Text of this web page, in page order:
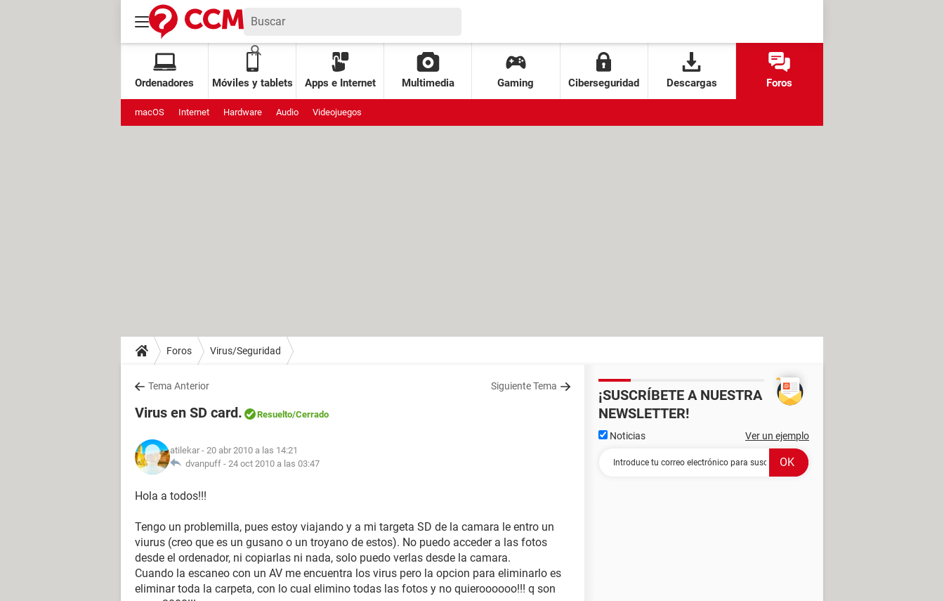
Ordenadores Móviles y tablets Apps e Internet Multimedia Gaming Ciberseguridad Descargas Foros
macOS Internet Hardware Audio Videojuegos
Foros Virus/Seguridad
Tema Anterior Siguiente Tema
Virus en SD card. Resuelto/Cerrado
atilekar - 20 abr 2010 a las 14:21
dvanpuff - 24 oct 2010 a las 03:47
Hola a todos!!!
Tengo un problemilla, pues estoy viajando y a mi targeta SD de la camara le entro un
viurus (creo que es un gusano o un troyano de estos). No puedo acceder a las fotos
desde el ordenador, ni copiarlas ni nada, solo puedo verlas desde la camara.
Cuando la escaneo con un AV me encuentra los virus pero la opcion para eliminarlo es
eliminar toda la carpeta, con lo cual elimino todas las fotos y no quieroooooo!!! q son
¡SUSCRÍBETE A NUESTRA
NEWSLETTER!
Noticias Ver un ejemplo